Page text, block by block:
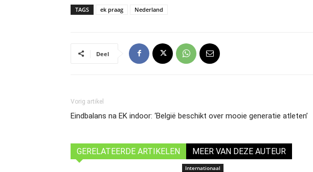
TAGS ek praag Nederland
Deel
Vorig artikel
Eindbalans na EK indoor: ‘België beschikt over mooie generatie atleten’
GERELATEERDE ARTIKELEN MEER VAN DEZE AUTEUR
Internationaal